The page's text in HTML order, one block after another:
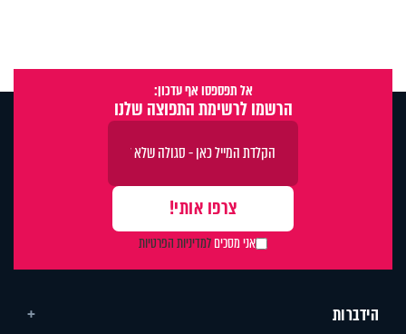
אל תפספסו אף עדכון:
הרשמו לרשימת התפוצה שלנו
אני מסכיםלמדיניות הפרטיות
הידברות